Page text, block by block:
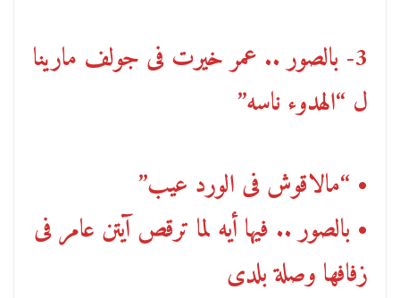
3- بالصور .. عمر خيرت فى جولف مارينا
ل “الهدوء ناسه”
• “مالاقوش فى الورد عيب”
• بالصور .. فيها أيه لما ترقص آيتن عامر فى
زفافها وصلة بلدى